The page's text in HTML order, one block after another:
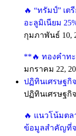
🔥 “ทรัมป์” เ
อะลูมิเนียม
กุมภาพันธ์ 10,
**🔥 ทองคำท
มกราคม 22,
ปฏิทินเศรษฐกิจ
ปฏิทินเศรษฐกิจ
🔥 แนวโน้มตล
ข้อมูลสำคัญที่จ